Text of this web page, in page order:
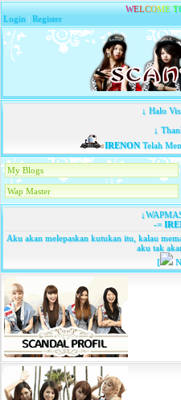
WELCOME T
Login |Register
↓ Halo
↓
IRENONTelah
My Blogs
Wap Master
-=
Aku akan melepaskan kutukan itu, kalau
aku tak
[